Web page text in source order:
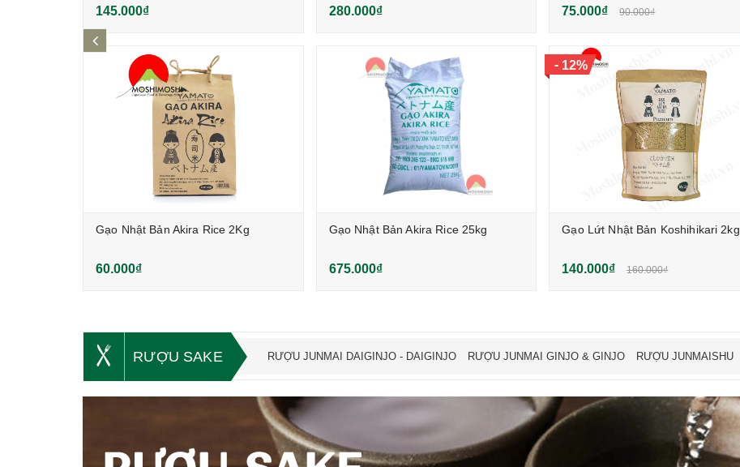
145.000₫
Gạo Nhật Bản Akira Rice 2Kg
60.000₫
280.000₫
Gạo Nhật Bản Akira Rice 25kg
675.000₫
75.000₫ 90.000₫
-12%
Gạo Lứt Nhật Bản Koshihikari 2kg
140.000₫ 160.000₫
RƯỢU SAKE RƯỢU JUNMAI DAIGINJO - DAIGINJO RƯỢU JUNMAI GINJO & GINJO RƯỢU JUNMAISHU